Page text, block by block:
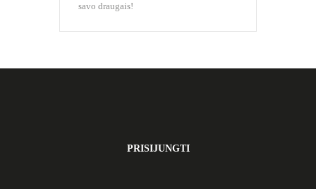
savo draugais!
PRISIJUNGTI